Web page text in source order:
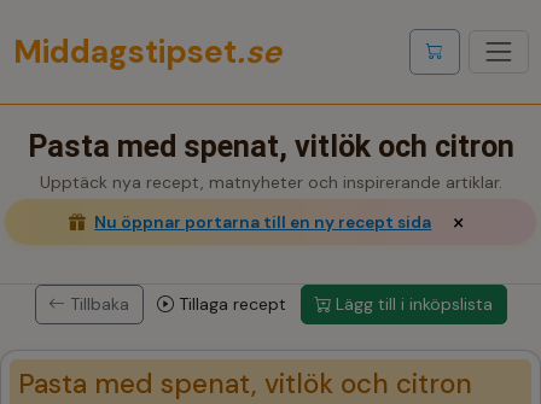
Middagstipset.se Visa
Pasta med spenat, vitlök och citron
Upptäck nya recept, matnyheter och inspirerande artiklar.
Nu öppnar portarna till en ny recept sida
×
Tillbaka Tillaga recept Lägg till i inköpslista
Pasta med spenat, vitlök och citron